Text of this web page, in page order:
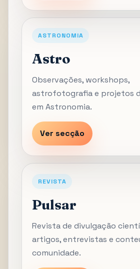
ASTRONOMIA
Astro
Observações, workshops,
astrofotografia e projetos
em Astronomia.
Ver secção
REVISTA
Pulsar
Revista de divulgação
artigos, entrevistas e
comunidade.